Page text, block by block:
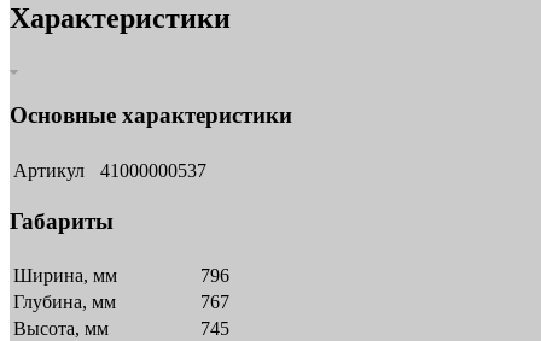
Характеристики
Основные характеристики
Артикул 41000000537
Габариты
Ширина, мм
796
Глубина, мм
767
Высота, мм
745